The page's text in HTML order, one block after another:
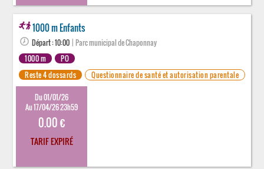
1000 m Enfants
Départ : 10:00 | Parc municipal de Chaponnay
1000 m
PO
Reste 4 dossards
Questionnaire de santé et autorisation parentale
Du 01/01/26
Au 17/04/26 23h59
0.00 €
TARIF EXPIRÉ